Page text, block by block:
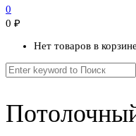
0
0 ₽
Нет товаров в